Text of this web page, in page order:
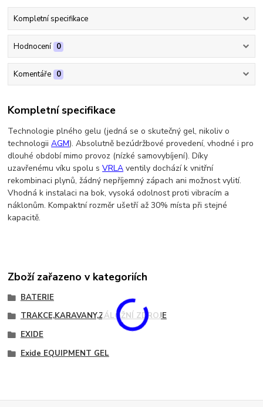
Kompletní specifikace
Hodnocení 0
Komentáře 0
Kompletní specifikace
Technologie plného gelu (jedná se o skutečný gel, nikoliv o
technologiiAGM). Absolutně bezúdržbové provedení, vhodné i pro
dlouhé období mimo provoz (nízké samovybíjení). Díky
uzavřenému víku spolu sVRLA ventily dochází k vnitřní
rekombinaci plynů, žádný nepříjemný zápach ani možnost vylití.
Vhodná k instalaci na bok, vysoká odolnost proti vibracím a
náklonům. Kompaktní rozměr ušetří až 30% místa při stejné
kapacitě.
Zboží zařazeno v kategoriích
BATERIE
TRAKCE,KARAVANY,ZÁLOŽNÍ ZDROJE
EXIDE
Exide EQUIPMENT GEL